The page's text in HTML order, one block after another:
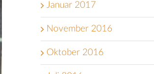
Januar 2017
November 2016
Oktober 2016